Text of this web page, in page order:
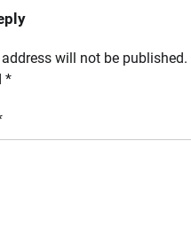
will not be published.
*